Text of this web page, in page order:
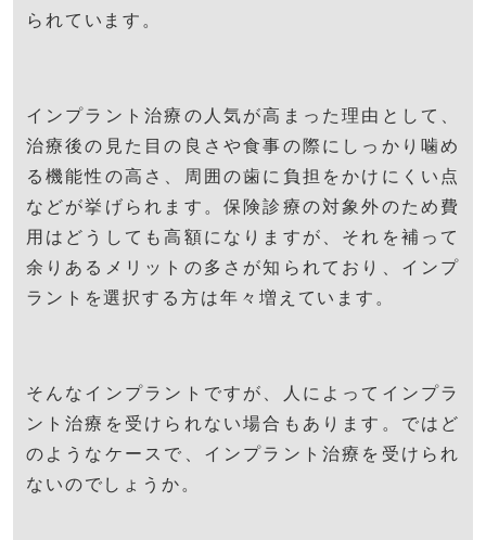
られています。
インプラント治療の人気が高まった理由として、
治療後の見た目の良さや食事の際にしっかり噛め
る機能性の高さ、周囲の歯に負担をかけにくい点
などが挙げられます。保険診療の対象外のため費
用はどうしても高額になりますが、それを補って
余りあるメリットの多さが知られており、インプ
ラントを選択する方は年々増えています。
そんなインプラントですが、人によってインプラ
ント治療を受けられない場合もあります。ではど
のようなケースで、インプラント治療を受けられ
ないのでしょうか。